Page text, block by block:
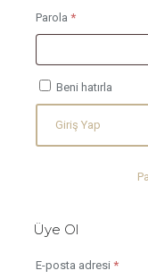
Parola *Gerekli
Beni hatırla
Giriş Yap
Üye Ol
E-posta adresi *Gerekli